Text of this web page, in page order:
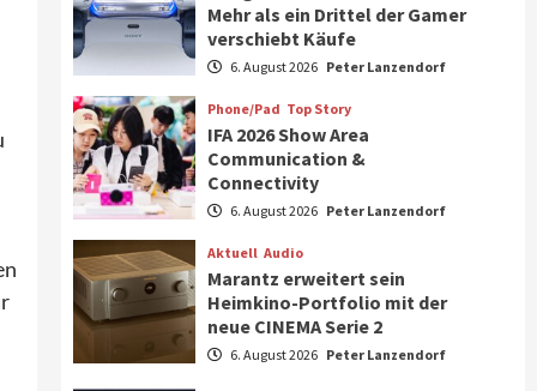
7
Verbraucher setzen immer
mehr auf Klimageräte und
Ventilatoren
1
Aktuell Gaming
Steigende Hardware-Preise:
Mehr als ein Drittel der
Gamer verschiebt Käufe
Phone/Pad Top Story
IFA 2026 Show Area
Communication &
Connectivity
Mehr als ein Drittel der Gamer
verschiebt Käufe
6. August 2026 Peter Lanzendorf
Phone/Pad Top Story
IFA 2026 Show Area
Communication &
Connectivity
6. August 2026 Peter Lanzendorf
Aktuell Audio
Marantz erweitert sein
Heimkino-Portfolio mit der
neue CINEMA Serie 2
6. August 2026 Peter Lanzendorf